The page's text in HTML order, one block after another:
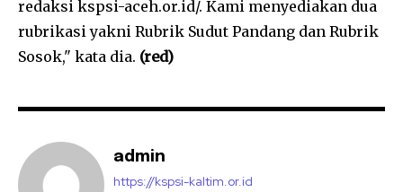
redaksi kspsi-aceh.or.id/. Kami menyediakan dua
rubrikasi yakni Rubrik Sudut Pandang dan Rubrik
Sosok," kata dia. (red)
admin
https://kspsi-kaltim.or.id